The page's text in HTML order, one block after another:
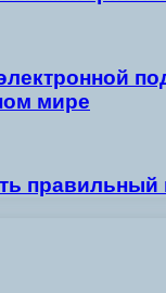
мире
правильный